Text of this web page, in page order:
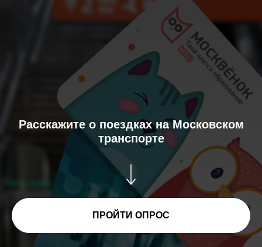
Расскажите о поездках на Московском
транспорте
ПРОЙТИ ОПРОС